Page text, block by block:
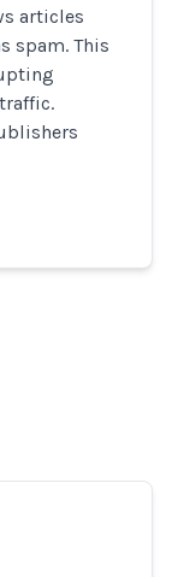
articles
spam. This